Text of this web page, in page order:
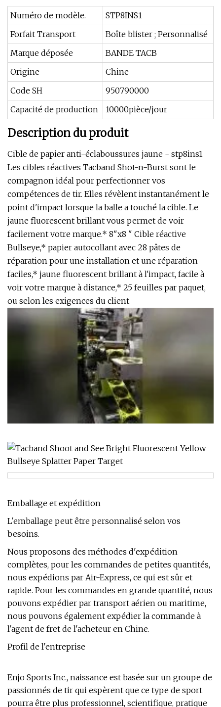
Numéro de modèle.
STP8INS1
Forfait Transport
Boîte blister ; Personnalisé
Marque déposée
BANDE TACB
Origine
Chine
Code SH
950790000
Capacité de production
10000pièce/jour
Description du produit
Cible de papier anti-éclaboussures jaune - stp8ins1
Les cibles réactives Tacband Shot-n-Burst sont le
compagnon idéal pour perfectionner vos
compétences de tir. Elles révèlent instantanément le
point d'impact lorsque la balle a touché la cible. Le
jaune fluorescent brillant vous permet de voir
facilement votre marque.* 8"x8 " Cible réactive
Bullseye,* papier autocollant avec 28 pâtes de
réparation pour une installation et une réparation
faciles,* jaune fluorescent brillant à l'impact, facile à
voir votre marque à distance,* 25 feuilles par paquet,
ou selon les exigences du client
Emballage et expédition
L'emballage peut être personnalisé selon vos
besoins.
Nous proposons des méthodes d'expédition
complètes, pour les commandes de petites quantités,
nous expédions par Air-Express, ce qui est sûr et
rapide. Pour les commandes en grande quantité, nous
pouvons expédier par transport aérien ou maritime,
nous pouvons également expédier la commande à
l'agent de fret de l'acheteur en Chine.
Profil de l'entreprise
Enjo Sports Inc., naissance est basée sur un groupe de
passionnés de tir qui espèrent que ce type de sport
pourra être plus professionnel, scientifique, pratique